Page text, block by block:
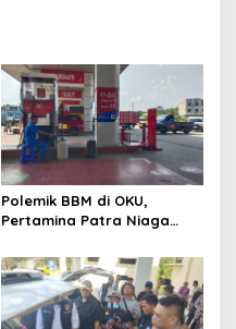
Polemik BBM di OKU,
Pertamina Patra Niaga
Optimalkan Penyaluran
BBM Subsidi dan Perkuat
Pengawasan di Kabupaten
Ogan Komering Ulu